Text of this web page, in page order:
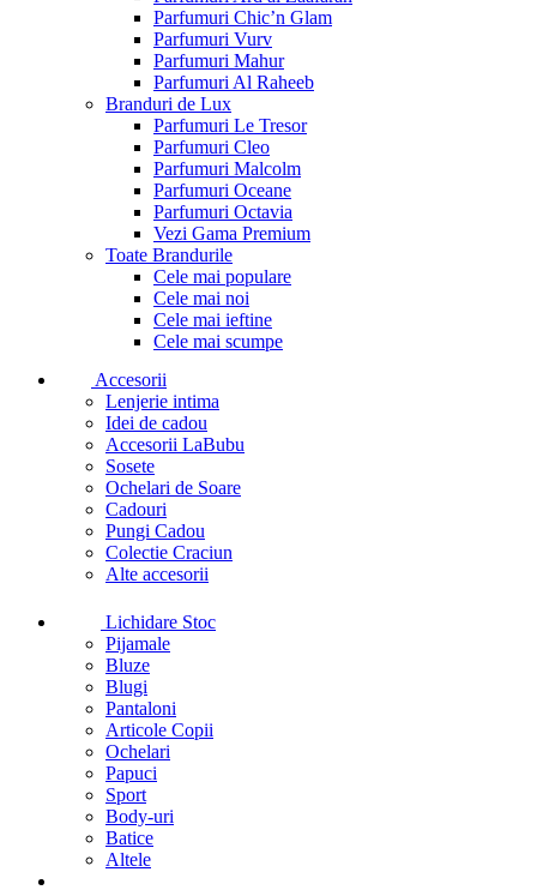
Parfumuri Chic’n Glam
Parfumuri Vurv
Parfumuri Mahur
Parfumuri Al Raheeb
Branduri de Lux
Parfumuri Le Tresor
Parfumuri Cleo
Parfumuri Malcolm
Parfumuri Oceane
Parfumuri Octavia
Vezi Gama Premium
Toate Brandurile
Cele mai populare
Cele mai noi
Cele mai ieftine
Cele mai scumpe
Accesorii
Lenjerie intima
Idei de cadou
Accesorii LaBubu
Sosete
Ochelari de Soare
Cadouri
Pungi Cadou
Colectie Craciun
Alte accesorii
Lichidare Stoc
Pijamale
Bluze
Blugi
Pantaloni
Articole Copii
Ochelari
Papuci
Sport
Body-uri
Batice
Altele